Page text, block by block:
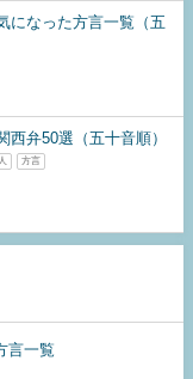
になった方言一覧（五
西弁50選（五十音順）
方言
言一覧